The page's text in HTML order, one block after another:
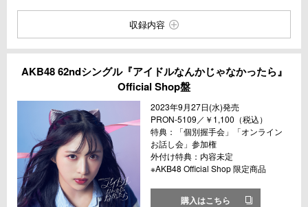
収録内容
AKB48 62ndシングル『アイドルなんかじゃなかったら』
Official Shop盤
2023年9⽉27⽇(⽔)発売
PRON-5109／￥1,100（税込）
特典：「個別握⼿会」「オンライン
お話し会」参加権
外付け特典：内容未定
※AKB48 Official Shop 限定商品
購入はこちら